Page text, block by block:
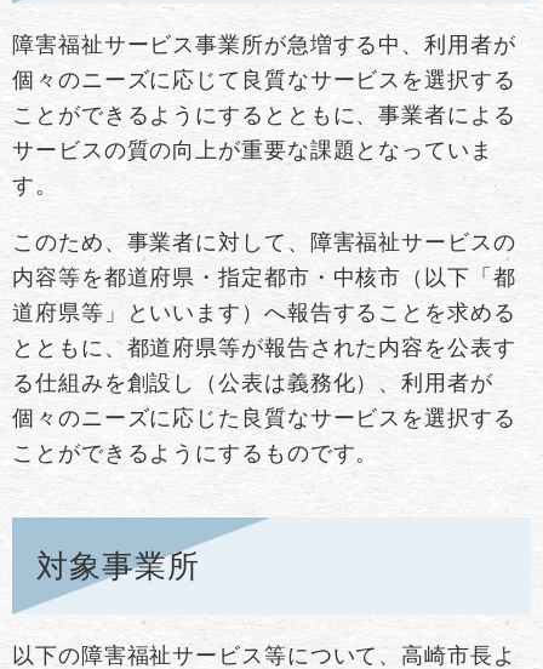
障害福祉サービス事業所が急増する中、利用者が
個々のニーズに応じて良質なサービスを選択する
ことができるようにするとともに、事業者による
サービスの質の向上が重要な課題となっていま
す。
このため、事業者に対して、障害福祉サービスの
内容等を都道府県・指定都市・中核市（以下「都
道府県等」といいます）へ報告することを求める
とともに、都道府県等が報告された内容を公表す
る仕組みを創設し（公表は義務化）、利用者が
個々のニーズに応じた良質なサービスを選択する
ことができるようにするものです。
対象事業所
以下の障害福祉サービス等について、高崎市長よ